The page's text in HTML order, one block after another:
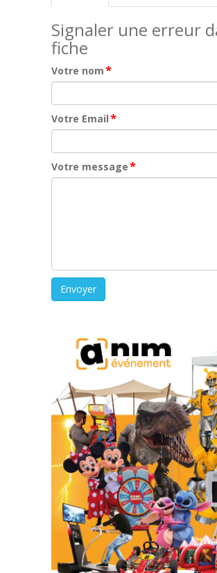
Signaler une erreur
fiche
Votre nom*
Votre Email*
Votre message*